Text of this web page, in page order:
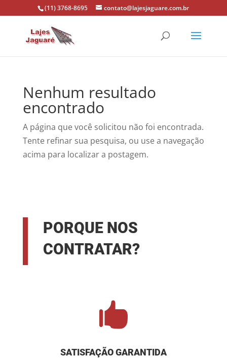
(11) 3768-8695 contato@lajesjaguare.com.br
Nenhum resultado
encontrado
A página que você solicitou não foi encontrada.
Tente refinar sua pesquisa, ou use a navegação
acima para localizar a postagem.
PORQUE NOS
CONTRATAR?

SATISFAÇÃO GARANTIDA